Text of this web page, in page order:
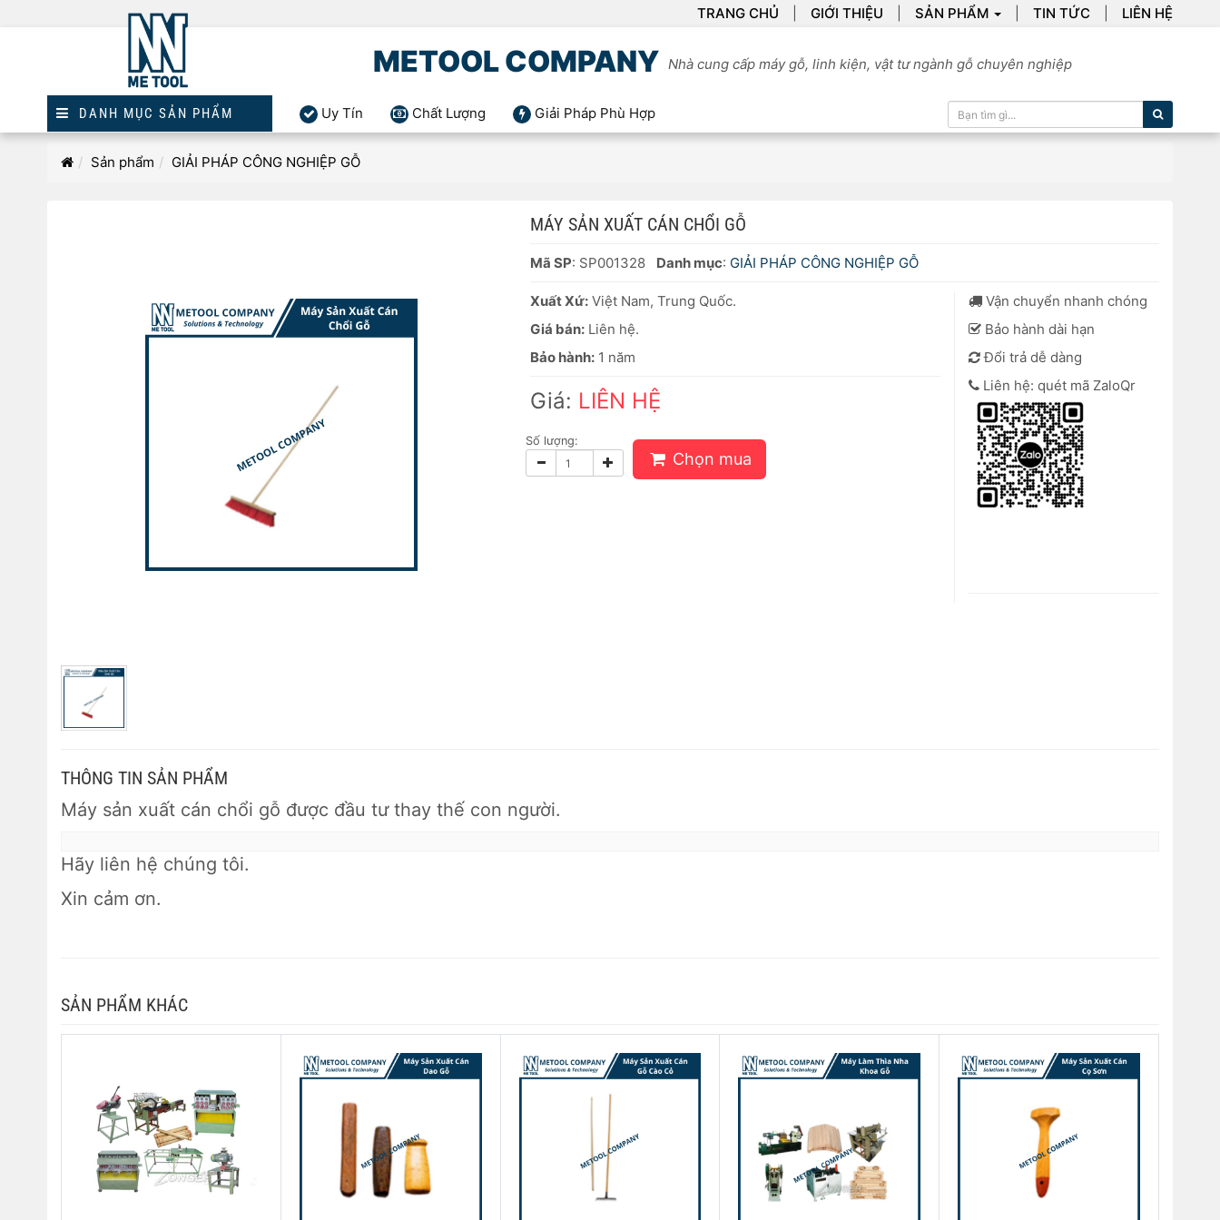
TRANG CHỦ GIỚI THIỆU SẢN PHẨM TIN TỨC LIÊN HỆ
METOOL COMPANY Nhà cung cấp máy gỗ, linh kiện, vật tư ngành gỗ chuyên nghiệp
DANH MỤC SẢN PHẨM Uy Tín Chất Lượng Giải Pháp Phù Hợp
Homepage
Sản phẩm GIẢI PHÁP CÔNG NGHIỆP GỖ
MÁY SẢN XUẤT CÁN CHỔI GỖ
Mã SP: SP001328 Danh mục: GIẢI PHÁP CÔNG NGHIỆP GỖ
Xuất Xứ:Việt Nam, Trung Quốc.
Giá bán:Liên hệ.
Bảo hành:1 năm
Giá: LIÊN HỆ
Số lượng:
Chọn mua
Vận chuyển nhanh chóng
Bảo hành dài hạn
Đổi trả dễ dàng
Liên hệ: quét mã ZaloQr
THÔNG TIN SẢN PHẨM
Máy sản xuất cán chổi gỗ được đầu tư thay thế con người.
Hãy liên hệ chúng tôi.
Xin cảm ơn.
SẢN PHẨM KHÁC